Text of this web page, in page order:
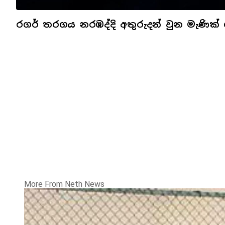
රගර් තරගය නරඹද්දි අතුරුදන් වුන මැණික්
More From Neth News